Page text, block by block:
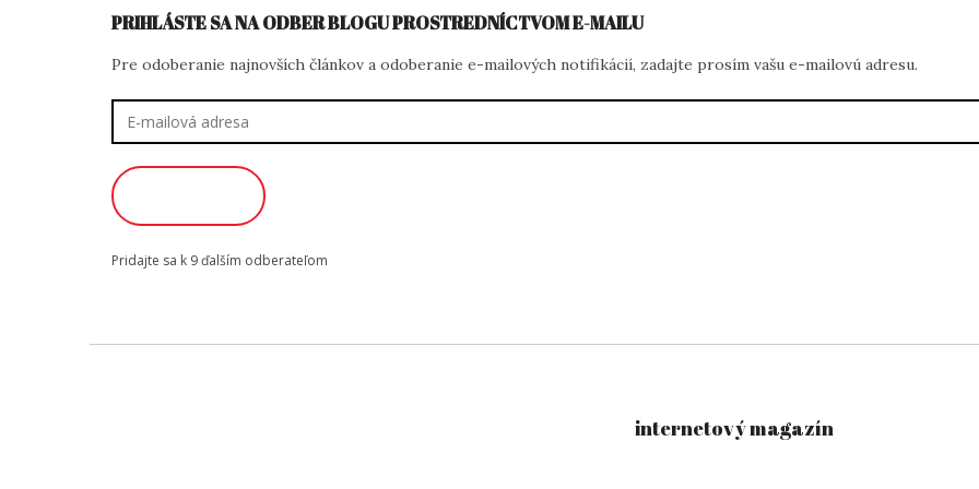
PRIHLÁSTE SA NA ODBER BLOGU PROSTREDNÍCTVOM E-MAILU
Pre odoberanie najnovších článkov a odoberanie e-mailových notifikácií, zadajte prosím vašu e-mailovú adresu.
adresa
Pridajte sa k 9 ďalším odberateľom
internetový magazín